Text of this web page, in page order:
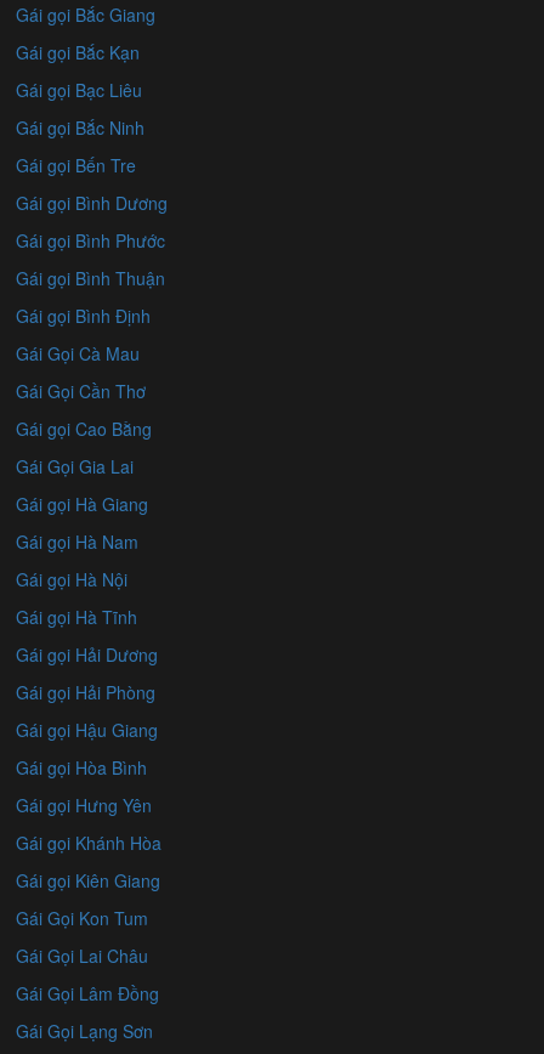
Gái gọi Bắc Giang
Gái gọi Bắc Kạn
Gái gọi Bạc Liêu
Gái gọi Bắc Ninh
Gái gọi Bến Tre
Gái gọi Bình Dương
Gái gọi Bình Phước
Gái gọi Bình Thuận
Gái gọi Bình Định
Gái Gọi Cà Mau
Gái Gọi Cần Thơ
Gái gọi Cao Bằng
Gái Gọi Gia Lai
Gái gọi Hà Giang
Gái gọi Hà Nam
Gái gọi Hà Nội
Gái gọi Hà Tĩnh
Gái gọi Hải Dương
Gái gọi Hải Phòng
Gái gọi Hậu Giang
Gái gọi Hòa Bình
Gái gọi Hưng Yên
Gái gọi Khánh Hòa
Gái gọi Kiên Giang
Gái Gọi Kon Tum
Gái Gọi Lai Châu
Gái Gọi Lâm Đồng
Gái Gọi Lạng Sơn